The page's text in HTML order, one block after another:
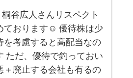
谷広人さんリスペクト
ております☺ 優待株は少
を考慮すると高配当なの
ただ、優待で釣っておい
＋廃止する会社も有るの